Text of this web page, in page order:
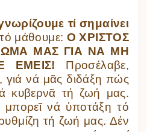
τί σημαίνει
μάθουμε: Ο ΧΡΙΣΤΟΣ
ΜΑΣ ΓΙΑ ΝΑ ΜΗ
ΕΜΕΙΣ! Προσέλαβε,
νά μᾶς διδάξη πώς
κυβερνᾶ τή ζωή μας.
μπορεῖ νά ὑποτάξη τό
τή ζωή μας. Δέν